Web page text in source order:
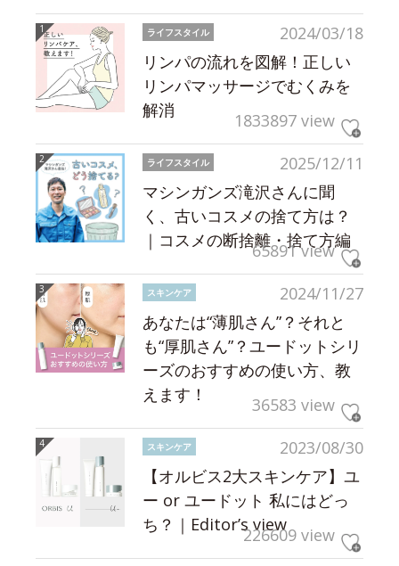
2024/03/18
ライフスタイル
リンパの流れを図解！正しい
リンパマッサージでむくみを
解消
1833897 view
2025/12/11
ライフスタイル
マシンガンズ滝沢さんに聞
く、古いコスメの捨て方は？
｜コスメの断捨離・捨て方編
65891 view
2024/11/27
スキンケア
あなたは“薄肌さん”？それと
も“厚肌さん”？ユードットシリ
ーズのおすすめの使い方、教
えます！
36583 view
2023/08/30
スキンケア
【オルビス2大スキンケア】ユ
ー or ユードット 私にはどっ
ち？｜Editor’s view226609 view